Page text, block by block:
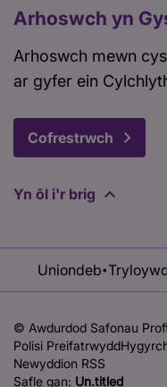
Arhoswch yn
Arhoswch mewn
ar gyfer ein
Cofrestrwch
Yn ôl i'r brig
Uniondeb•
© Awdurdod Safonau
Polisi Preifatrwydd
Newyddion RSS
Safle gan: Un.titled